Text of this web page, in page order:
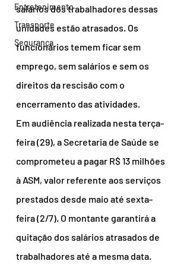
Entretenimento
Transporte
Segurança
salários dos trabalhadores dessas
unidades estão atrasados. Os
funcionários temem ficar sem
emprego, sem salários e sem os
direitos da rescisão com o
encerramento das atividades.
Em audiência realizada nesta terça-
feira (29), a Secretaria de Saúde se
comprometeu a pagar R$ 13 milhões
à ASM, valor referente aos serviços
prestados desde maio até sexta-
feira (2/7). O montante garantirá a
quitação dos salários atrasados de
trabalhadores até a mesma data.